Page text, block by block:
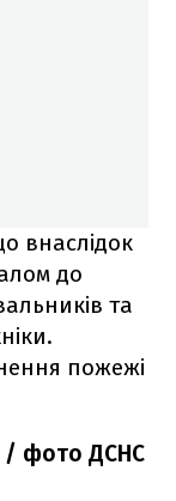
внаслідок
до
та
пожежі
/ фото ДСНС